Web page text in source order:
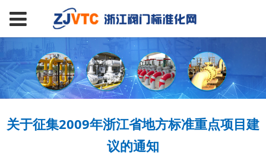
关于征集2009年浙江省地方标准重点项目建
议的通知